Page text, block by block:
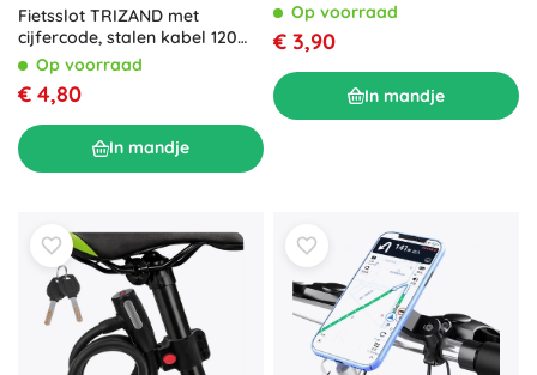
Fietsslot TRIZAND met
cijfercode, stalen kabel 120
cm, 13,5 mm
Op voorraad
€ 4,80
In mandje
Op voorraad
€ 3,90
In mandje